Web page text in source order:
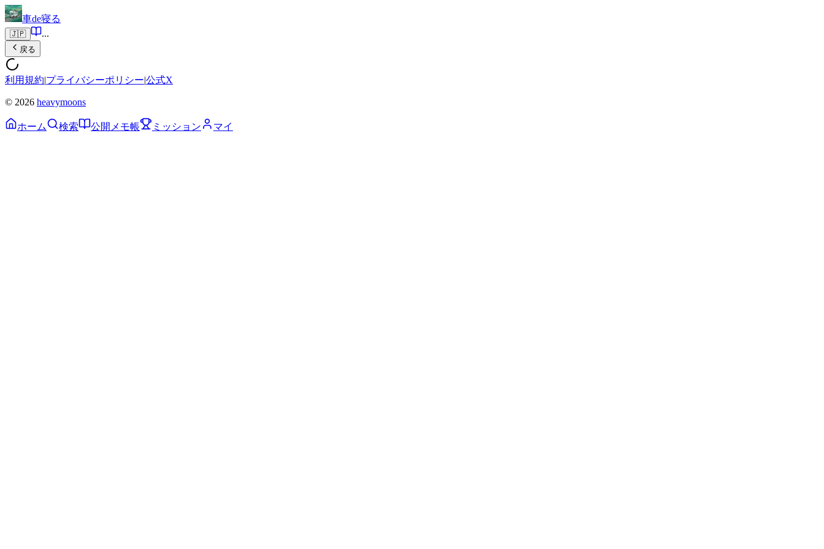
車de寝る
🇯🇵 ...
戻る
利用規約|プライバシーポリシー|公式X
© 2026 heavymoons
ホーム 検索 公開メモ帳 ミッション マイ